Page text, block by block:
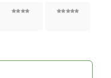
4 von 5 von